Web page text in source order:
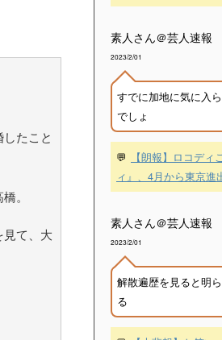
たこと
。
見て、大
素人さん＠芸人速報
2023/2/01
すでに加地に気に入
でしょ
💬
【朗報】ロコデ
ィ』、4月から東京進
素人さん＠芸人速報
2023/2/01
解散遍歴を見ると明
る